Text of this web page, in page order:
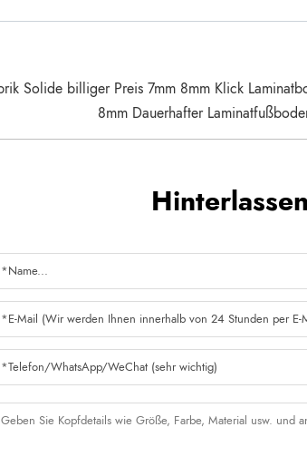
Solide billiger Preis 7mm 8mm Klick
8mm Dauerhafter